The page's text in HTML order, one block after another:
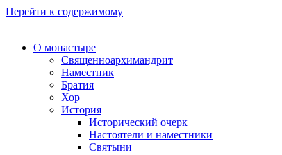
Перейти к содержимому
О монастыре
Священноархимандрит
Наместник
Братия
Хор
История
Исторический очерк
Настоятели и наместники
Святыни